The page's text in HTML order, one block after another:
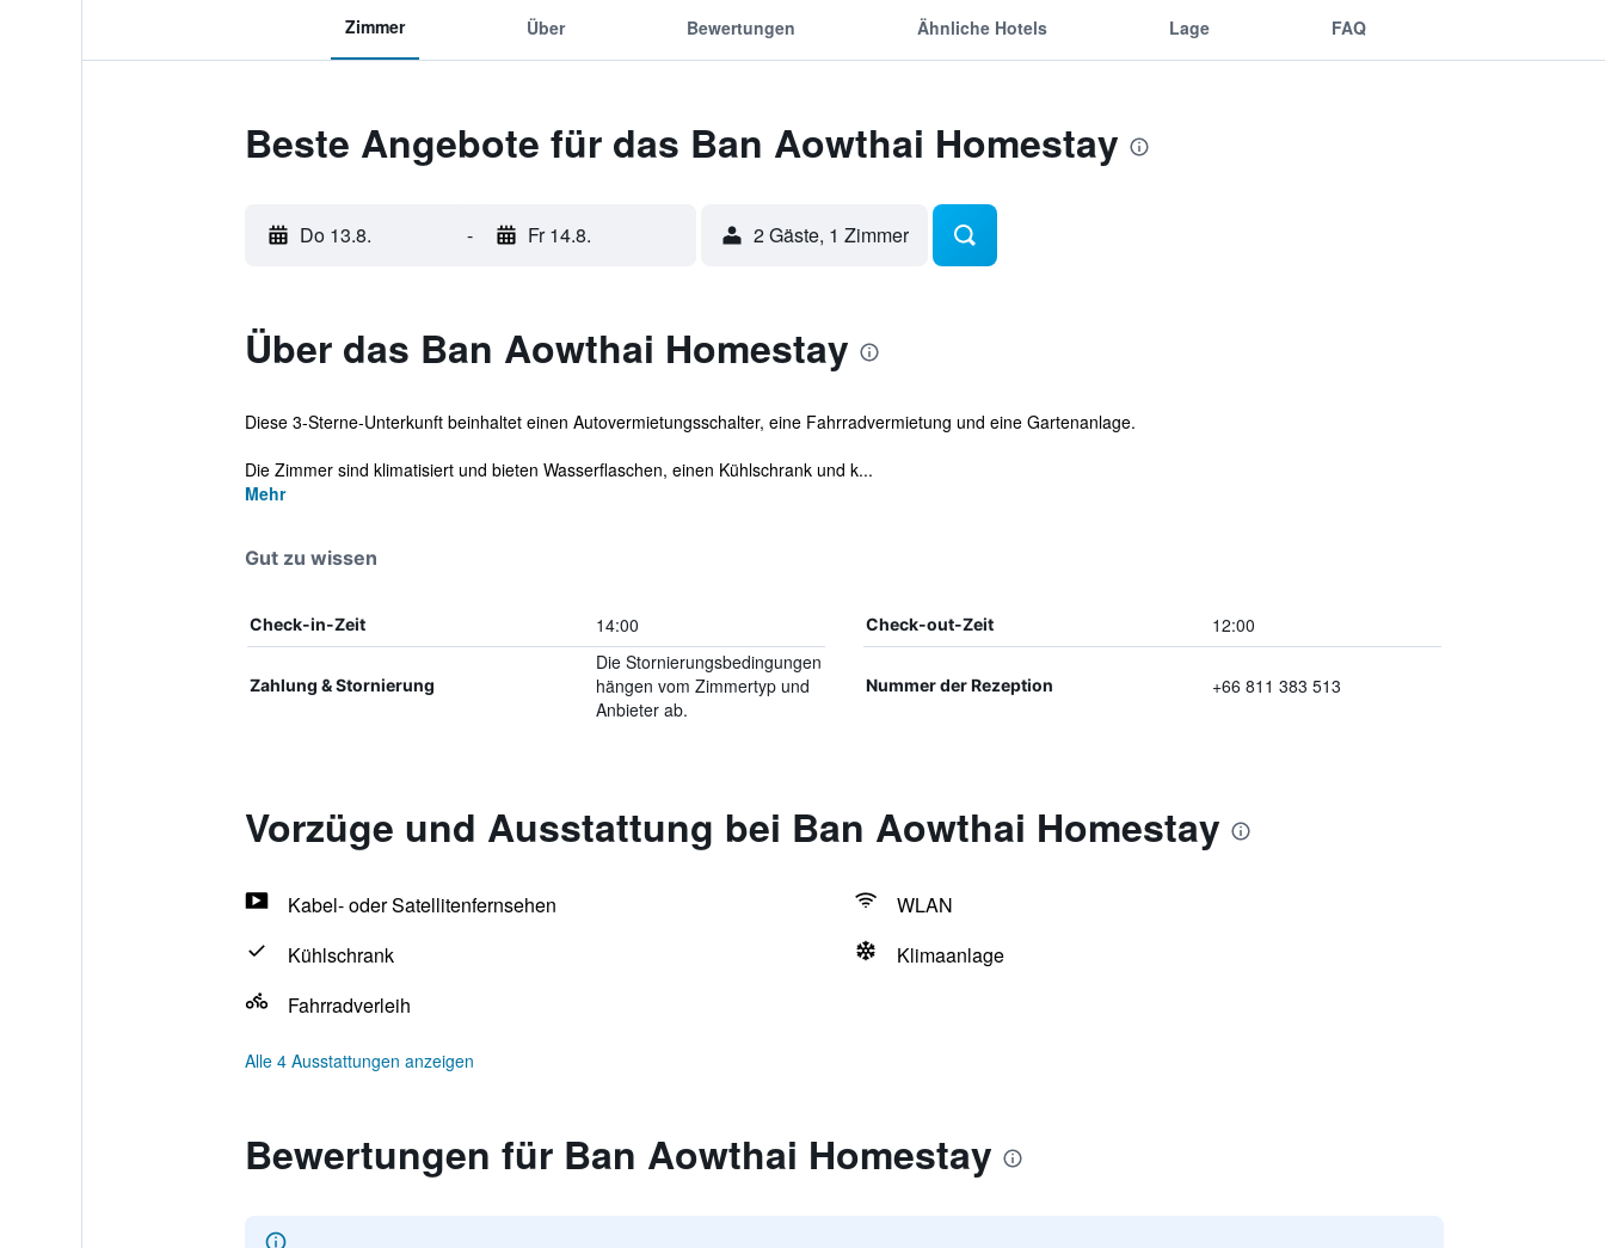
Zimmer Über Bewertungen Ähnliche Hotels Lage FAQ
Beste Angebote für das Ban Aowthai Homestay
Do 13.8. - Fr 14.8. 2 Gäste, 1 Zimmer
Über das Ban Aowthai Homestay
Diese 3-Sterne-Unterkunft beinhaltet einen Autovermietungsschalter, eine Fahrradvermietung und eine Gartenanlage.
Die Zimmer sind klimatisiert und bieten Wasserflaschen, einen Kühlschrank und k...
Mehr
Gut zu wissen
Check-in-Zeit 14:00 Check-out-Zeit 12:00
Zahlung & Stornierung
Die Stornierungsbedingungen
hängen vom Zimmertyp und
Anbieter ab.
Nummer der Rezeption +66 811 383 513
Vorzüge und Ausstattung bei Ban Aowthai Homestay
Kabel- oder Satellitenfernsehen
WLAN
Kühlschrank
Klimaanlage
Fahrradverleih
Alle 4 Ausstattungen anzeigen
Bewertungen für Ban Aowthai Homestay